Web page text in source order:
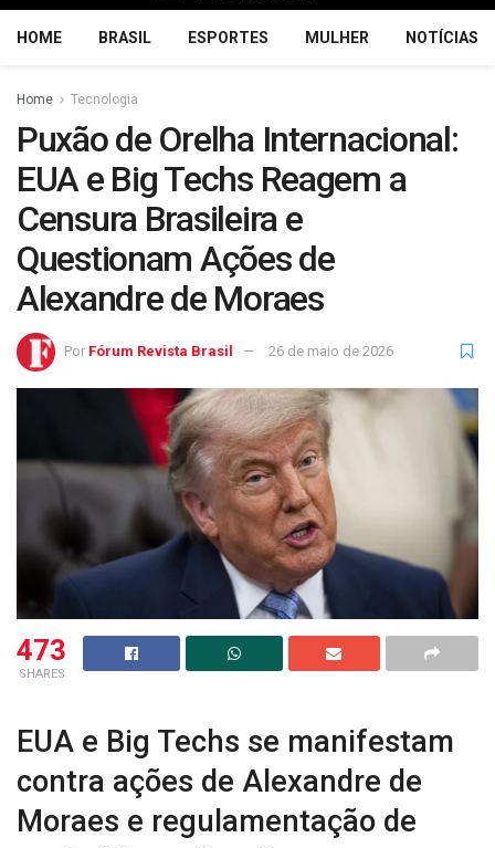
HOME BRASIL ESPORTES MULHER NOTÍCIAS
Home Tecnologia
Puxão de Orelha Internacional:
EUA e Big Techs Reagem a
Censura Brasileira e
Questionam Ações de
Alexandre de Moraes
Por Fórum Revista Brasil 26 de maio de 2026
473
SHARES
EUA e Big Techs se manifestam
contra ações de Alexandre de
Moraes e regulamentação de